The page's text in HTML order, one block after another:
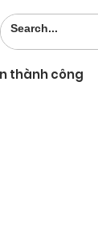
thành công